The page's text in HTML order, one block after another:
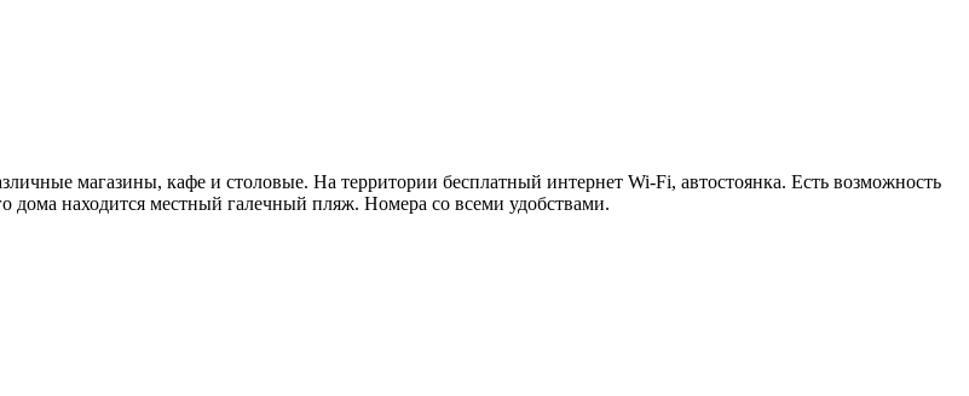
магазины, кафе и столовые. На территории бесплатный интернет Wi-Fi, автостоянка. Есть возможность
дома находится местный галечный пляж. Номера со всеми удобствами.